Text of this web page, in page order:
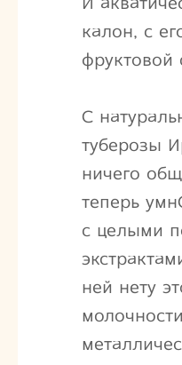
калон, с
фруктовой
С
туберозы
ничего
теперь
с целыми
ней нету